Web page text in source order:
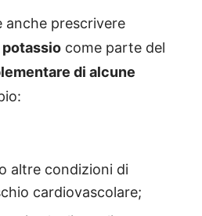
anche prescrivere
come parte del
di alcune
o altre condizioni di
cardiovascolare;